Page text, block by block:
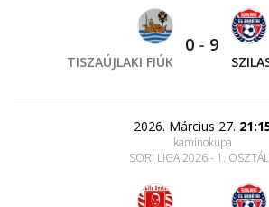
TISZAÚJLAKI FIÚK
0 - 9
2026. Március 27.
kaminokupa
SORI LIGA 2026 - 1.